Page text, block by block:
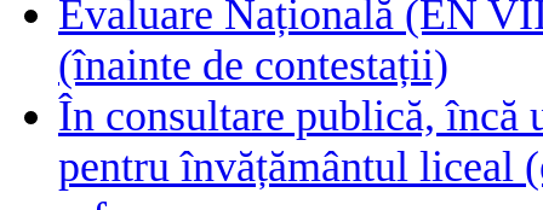
Evaluare Națională (EN
(înainte de contestații)
În consultare publică, încă
pentru învățământul liceal